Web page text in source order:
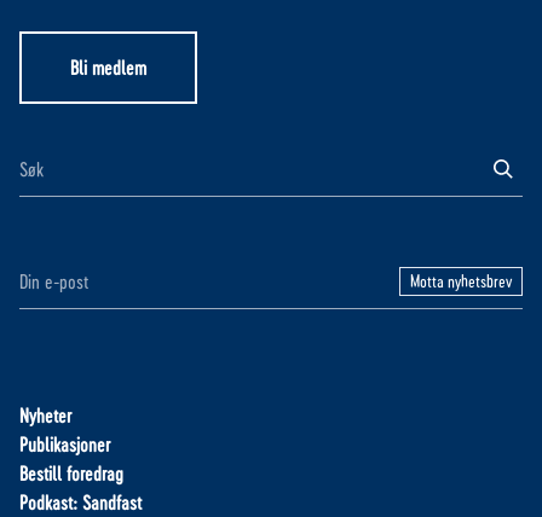
Bli medlem
Motta nyhetsbrev
Nyheter
Publikasjoner
Bestill foredrag
Podkast: Sandfast